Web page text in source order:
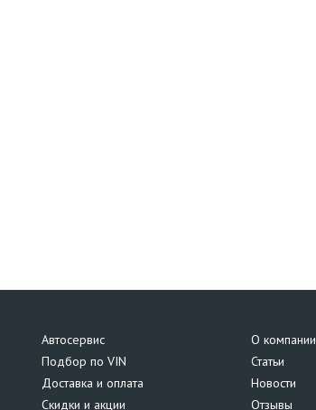
Автосервис
Подбор по VIN
Доставка и оплата
Скидки и акции
О компании
Статьи
Новости
Отзывы